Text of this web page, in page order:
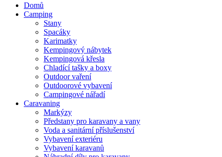
Domů
Camping
Stany
Spacáky
Karimatky
Kempingový nábytek
Kempingová křesla
Chladící tašky a boxy
Outdoor vaření
Outdoorové vybavení
Campingové nářadí
Caravaning
Markýzy
Předstany pro karavany a vany
Voda a sanitární příslušenství
Vybavení exteriéru
Vybavení karavanů